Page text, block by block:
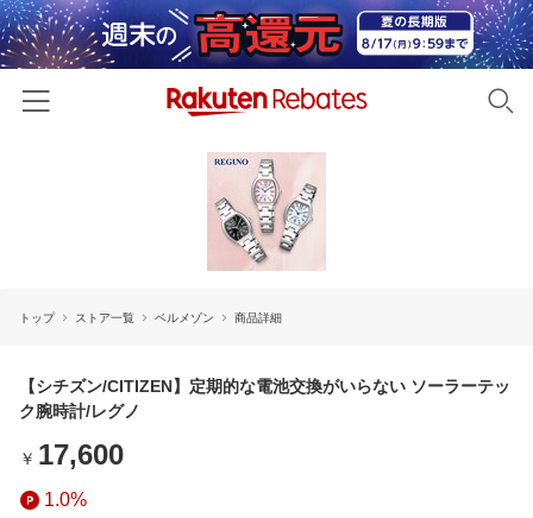
ファッション・インナー・小物
日用品・キッチン用品
キッズ・ベビー用品
家電・PC・スマホ・カメラ
リーベイツ注目ストア
対象ストア新規限定特典
新着ストアのご紹介
友達紹介
トップ ストア一覧 ベルメゾン 商品詳細
【シチズン/CITIZEN】定期的な電池交換がいらない ソーラーテッ
ク腕時計/レグノ
￥ 17,600
1.0%